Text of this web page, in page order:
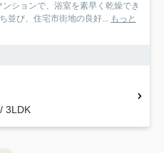
ションで、浴室を素早く乾燥でき
並び、住宅市街地の良好... もっと
3LDK